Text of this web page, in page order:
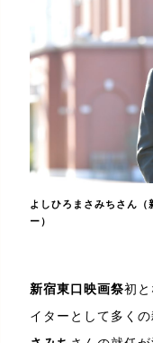
よしひろまさみちさん（
ー）
新宿東口映画祭初
イターとして多く